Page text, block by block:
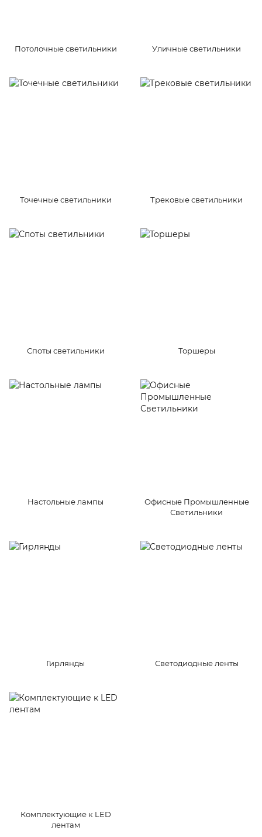
Потолочные светильники Уличные светильники
Точечные светильники Трековые светильники
Споты светильники Торшеры
Настольные лампы
Офисные Промышленные
Светильники
Гирлянды Светодиодные ленты
Комплектующие к LED
лентам